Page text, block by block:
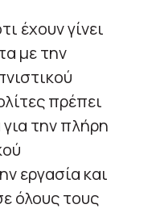
έχουν γίνει
με την
πρέπει
την πλήρη
εργασία και
όλους τους